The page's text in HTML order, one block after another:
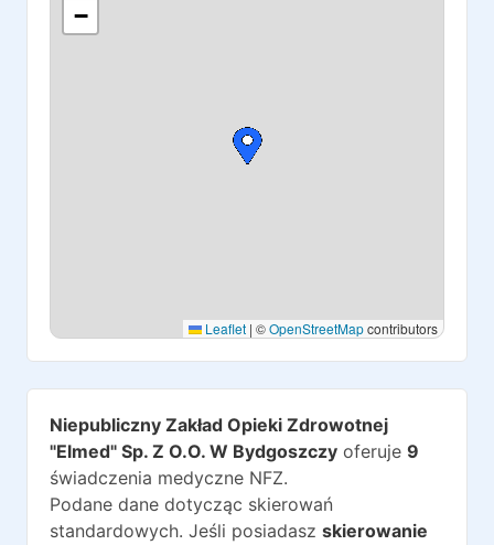
−
Leaflet | ©OpenStreetMapcontributors
Niepubliczny Zakład Opieki Zdrowotnej
"Elmed" Sp. Z O.O. W Bydgoszczy oferuje 9
świadczenia medyczne NFZ.
Podane dane dotycząc skierowań
standardowych. Jeśli posiadasz skierowanie